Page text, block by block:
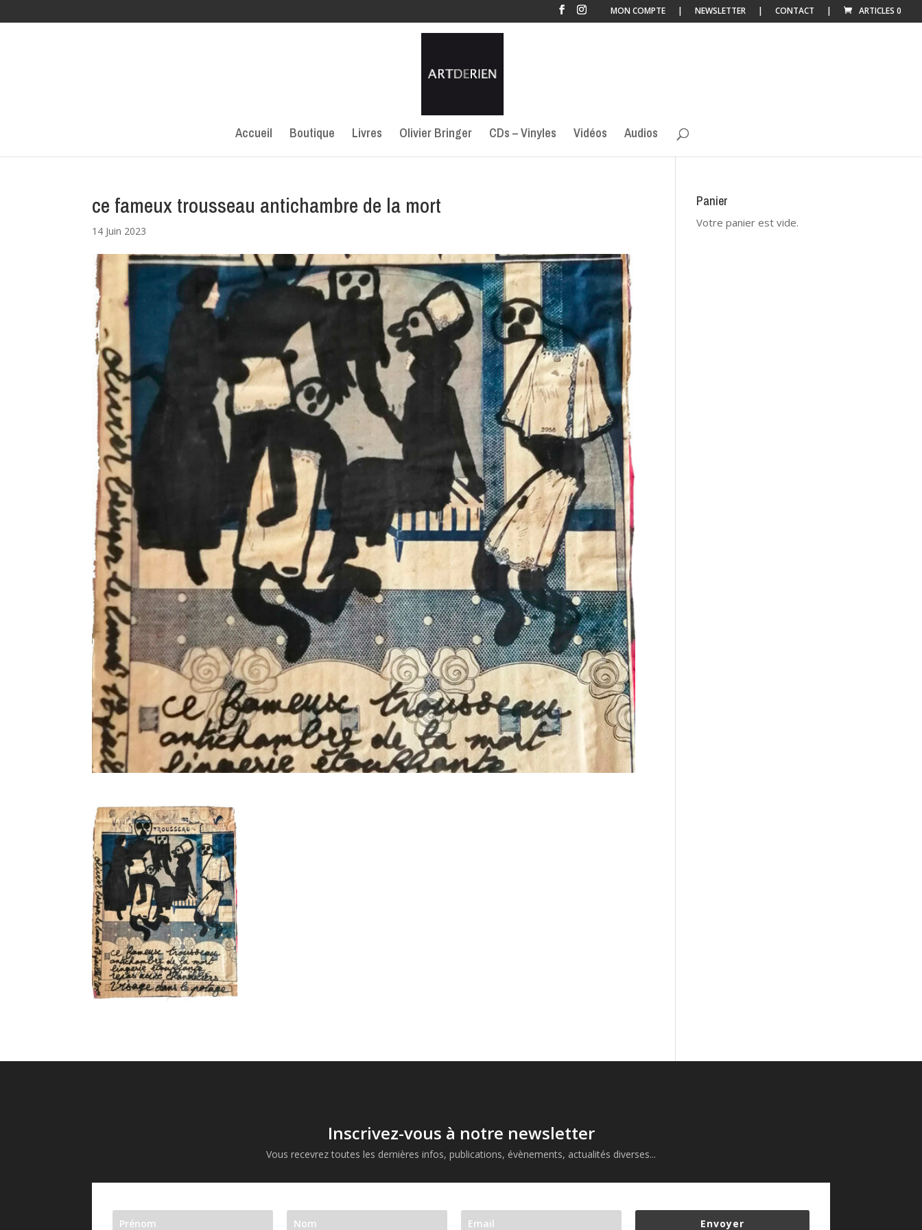
MON COMPTE NEWSLETTER CONTACT ARTICLES 0
Accueil Boutique Livres Olivier Bringer CDs – Vinyles Vidéos Audios
ce fameux trousseau antichambre de la mort
14 Juin 2023
Panier
Votre panier est vide.
Inscrivez-vous à notre newsletter
Vous recevrez toutes les dernières infos, publications, évènements, actualités diverses...
Envoyer